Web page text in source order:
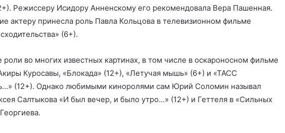
Режиссеру Исидору Анненскому его рекомендовала Вера Пашенная.
актеру принесла роль Павла Кольцова в телевизионном фильме
(6+).
во многих известных картинах, в том числе в оскароносном фильме
Куросавы, «Блокада» (12+), «Летучая мышь» (6+) и «ТАСС
(12+). Однако любимыми киноролями сам Юрий Соломин называл
Салтыкова «И был вечер, и было утро…» (12+) и Геттеля в «Сильных